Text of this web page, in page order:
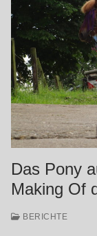
Das Pony
Making Of
BERICHTE